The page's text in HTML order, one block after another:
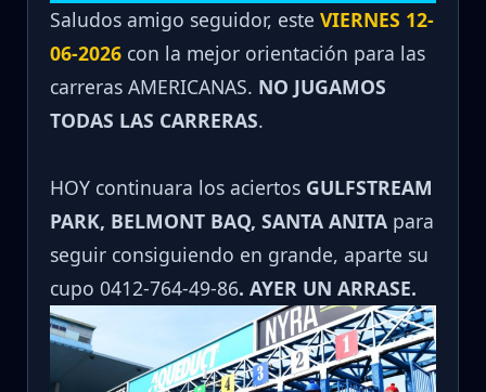
Saludos amigo seguidor, este VIERNES 12-
06-2026 con la mejor orientación para las
carreras AMERICANAS. NO JUGAMOS
TODAS LAS CARRERAS.
HOY continuara los aciertos GULFSTREAM
PARK, BELMONT BAQ, SANTA ANITA para
seguir consiguiendo en grande, aparte su
cupo 0412-764-49-86. AYER UN ARRASE.